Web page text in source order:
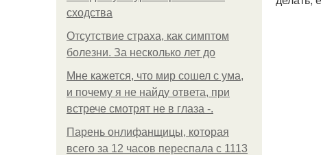
сходства
Отсутствие страха, как симптом
болезни. За несколько лет до
Мне кажется, что мир сошел с ума,
и почему я не найду ответа, при
встрече смотрят не в глаза -.
Парень онлифанщицы, которая
всего за 12 часов переспала с 1113